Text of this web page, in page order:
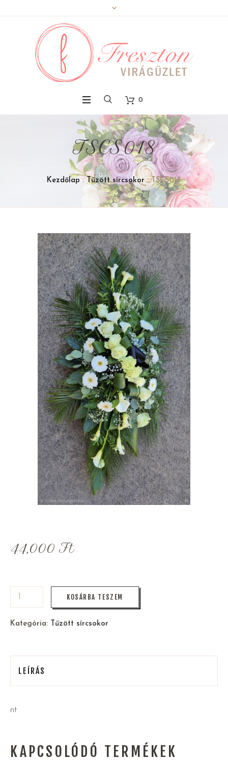
0
TSCS018
Kezdőlap : Tűzött sírcsokor: TSCS018
44,000 Ft
KOSÁRBA TESZEM
Kategória: Tűzött sírcsokor
LEÍRÁS
nt
KAPCSOLÓDÓ TERMÉKEK